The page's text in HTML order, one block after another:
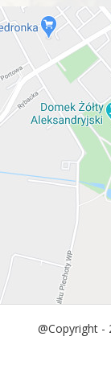
@Copyright -